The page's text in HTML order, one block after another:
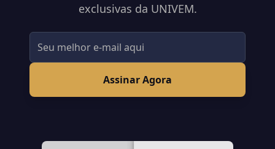
exclusivas da UNIVEM.
Assinar Agora